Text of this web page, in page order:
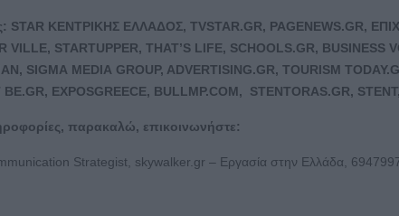
STAR ΚΕΝΤΡΙΚΗΣ ΕΛΛΑΔΟΣ, TVSTAR.GR, PAGENEWS.GR,
VILLE, STARTUPPER, THAT’S LIFE, SCHOOLS.GR, BUSINESS
, SIGMA MEDIA GROUP, ADVERTISING.GR, TOURISM TODAY.
BE.GR, EXPOSGREECE, BULLMP.COM, STENTORAS.GR, STENT,
παρακαλώ, επικοινωνήστε:
Strategist, skywalker.gr – Εργασία στην Ελλάδα,